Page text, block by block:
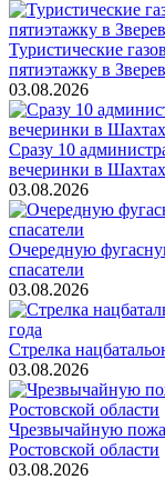
Туристические
пятиэтажку в
03.08.2026
Сразу 10
вечеринки в Шахтах
03.08.2026
Очередную
спасатели
03.08.2026
Стрелка
03.08.2026
Чрезвычайную
Ростовской области
03.08.2026